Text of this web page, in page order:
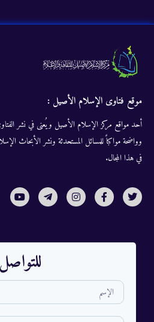
موقع فتاوى الإسلام الأصيل :
أحد مواقع مركز الإسلام الأصيل ويُعنى في نشر
وواضحة مواكباً للمسائل المستحدثة ونشر الأبحاث
في هذا المجال.
للتواصل